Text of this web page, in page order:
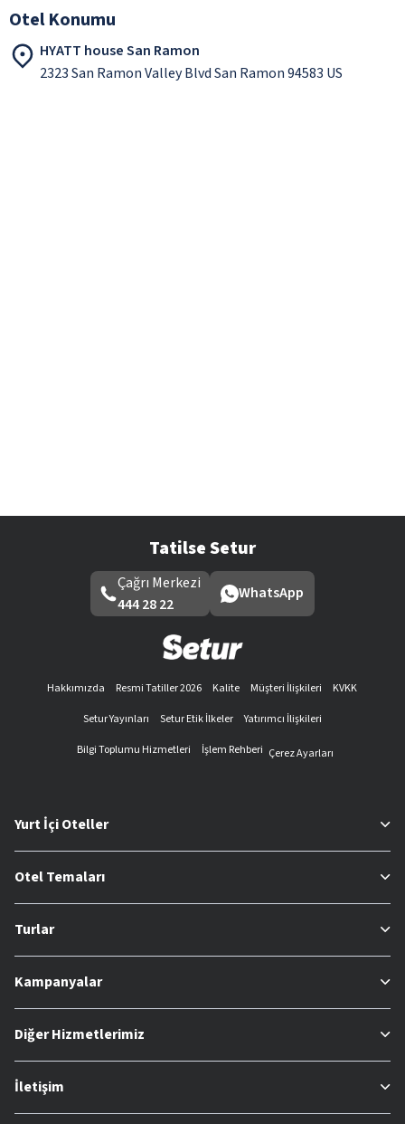
Otel Konumu
HYATT house San Ramon
2323 San Ramon Valley Blvd San Ramon 94583 US
Tatilse Setur
Çağrı Merkezi
444 28 22
WhatsApp
Hakkımızda Resmi Tatiller 2026 Kalite Müşteri İlişkileri
KVKK
Setur Yayınları
Setur Etik İlkeler
Yatırımcı İlişkileri
Bilgi Toplumu Hizmetleri
İşlem Rehberi Çerez Ayarları
Yurt İçi Oteller
Otel Temaları
Turlar
Kampanyalar
Diğer Hizmetlerimiz
İletişim